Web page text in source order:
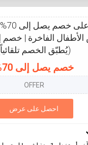
احصل على عرض
(يُطبّق الخصم
خصم يصل إلى 70%
OFFER